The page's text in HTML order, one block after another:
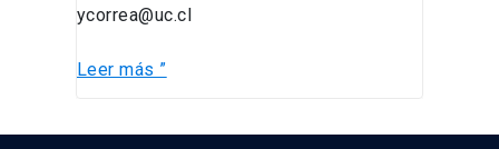
ycorrea@uc.cl
Leer más ”